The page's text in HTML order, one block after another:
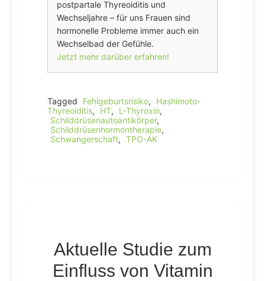
postpartale Thyreoiditis und
Wechseljahre – für uns Frauen sind
hormonelle Probleme immer auch ein
Wechselbad der Gefühle.
Jetzt mehr darüber erfahren!
Tagged Fehlgeburtsrisiko,
Hashimoto-
Thyreoiditis, HT, L-Thyroxin,
Schilddrüsenautoantikörper,
Schilddrüsenhormontherapie,
Schwangerschaft, TPO-AK
Aktuelle Studie zum
Einfluss von Vitamin